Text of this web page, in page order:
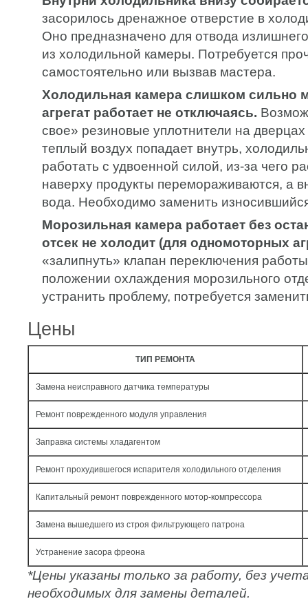
засорилось дренажное отверстие в
Оно предназначено для отвода
из холодильной камеры. Потребуется
самостоятельно или вызвав мастера.
Холодильная камера слишком сильно
агрегат работает не отключаясь.
свое» резиновые уплотнители на дверцах
теплый воздух попадает внутрь,
работать с удвоенной силой, из-за чего
наверху продукты перемораживаются, а
вода. Необходимо заменить
Морозильная камера работает без
отсек не холодит (для одномоторных
«залипнуть» клапан переключения
положении охлаждения морозильного
устранить проблему, потребуется
Цены
ТИП РЕМОНТА
Замена неисправного датчика температуры
Ремонт поврежденного модуля управления
Заправка системы хладагентом
Ремонт прохудившегося испарителя холодильного отделения
Капитальный ремонт поврежденного мотор-компрессора
Замена вышедшего из строя фильтрующего патрона
Устранение засора фреона
*Цены указаны только за работу, без
необходимых для замены деталей.